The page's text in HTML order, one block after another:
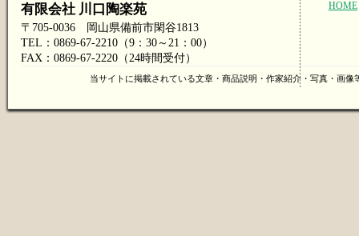
有限会社 川口陶楽苑
〒705-0036 岡山県備前市閑谷1813
TEL：0869-67-2210（9：30～21：00）
FAX：0869-67-2220（24時間受付）
HOME
当サイトに掲載されている文章・商品説明・作家紹介・写真・画